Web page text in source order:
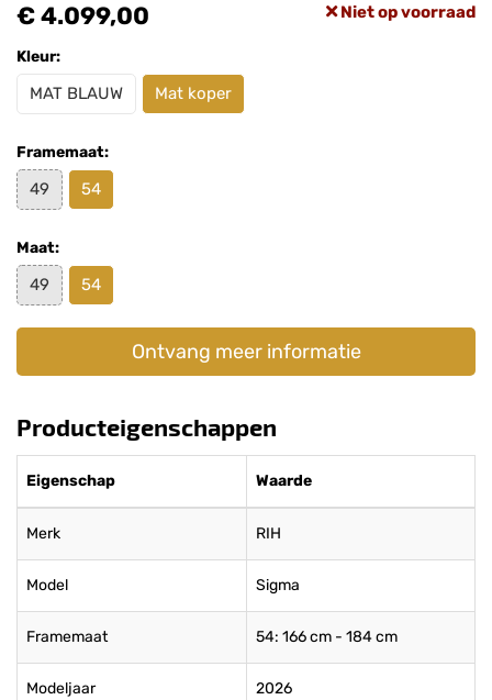
€ 4.099,00 Niet op voorraad
Kleur:
MAT BLAUW Mat koper
Framemaat:
49 54
Maat:
49 54
Ontvang meer informatie
Producteigenschappen
Eigenschap Waarde
Merk RIH
Model Sigma
Framemaat 54: 166 cm - 184 cm
Modeljaar 2026